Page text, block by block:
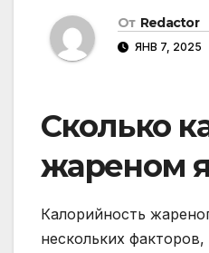
От Redactor
ЯНВ 7, 2025
Сколько
жареном
Калорийность
нескольких